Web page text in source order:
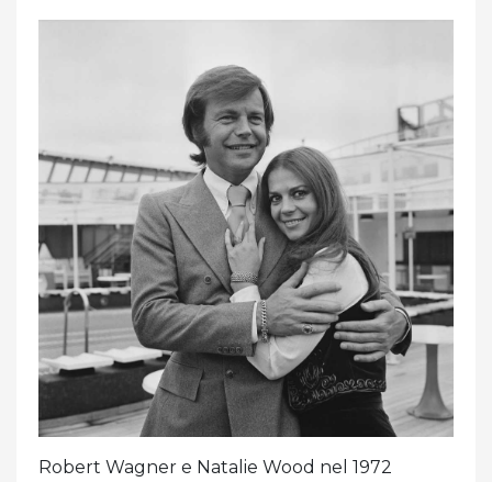
Robert Wagner e Natalie Wood nel 1972